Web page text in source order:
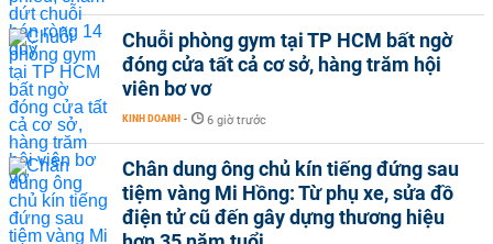
Chuỗi phòng gym tại TP HCM bất ngờ
đóng cửa tất cả cơ sở, hàng trăm hội
viên bơ vơ
KINH DOANH - 6 giờ trước
Chân dung ông chủ kín tiếng đứng sau
tiệm vàng Mi Hồng: Từ phụ xe, sửa đồ
điện tử cũ đến gây dựng thương hiệu